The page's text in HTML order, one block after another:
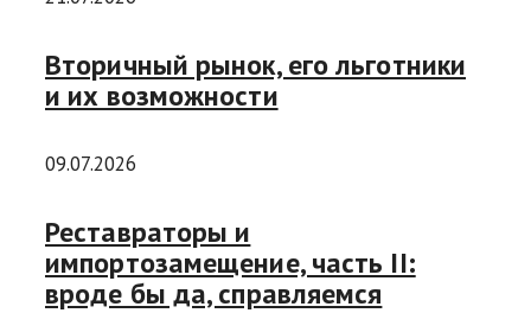
Вторичный рынок, его льготники
и их возможности
09.07.2026
Реставраторы и
импортозамещение, часть II:
вроде бы да, справляемся